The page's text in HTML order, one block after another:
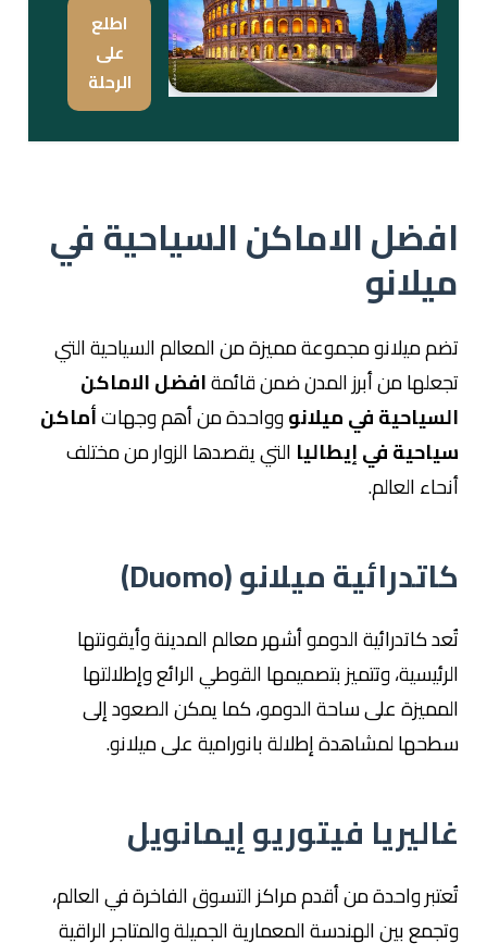
اطلع
على
الرحلة
افضل الاماكن السياحية في
ميلانو
تضم ميلانو مجموعة مميزة من المعالم السياحية التي
تجعلها من أبرز المدن ضمن قائمةافضل الاماكن
السياحية في ميلانووواحدة من أهم وجهاتأماكن
سياحية في إيطاليا التي يقصدها الزوار من مختلف
أنحاء العالم.
كاتدرائية ميلانو (Duomo)
تُعد كاتدرائية الدومو أشهر معالم المدينة وأيقونتها
الرئيسية، وتتميز بتصميمها القوطي الرائع وإطلالتها
المميزة على ساحة الدومو، كما يمكن الصعود إلى
سطحها لمشاهدة إطلالة بانورامية على ميلانو.
غاليريا فيتوريو إيمانويل
تُعتبر واحدة من أقدم مراكز التسوق الفاخرة في العالم،
وتجمع بين الهندسة المعمارية الجميلة والمتاجر الراقية